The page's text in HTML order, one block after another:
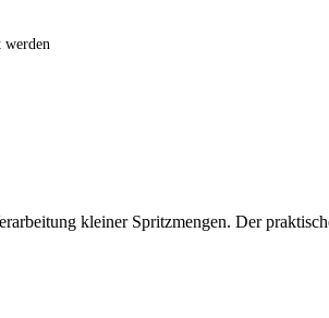
werden
kleiner Spritzmengen. Der